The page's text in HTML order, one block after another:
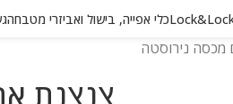
כלי אפייה, בישול ואביזרי מטבח